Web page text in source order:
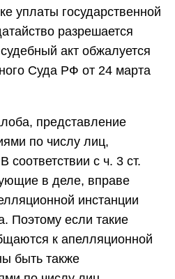
уплаты государственной
разрешается
акт обжалуется
Суда РФ от 24 марта
представление
по числу лиц,
с ч. 3 ст.
в деле, вправе
инстанции
Поэтому если такие
к апелляционной
быть также